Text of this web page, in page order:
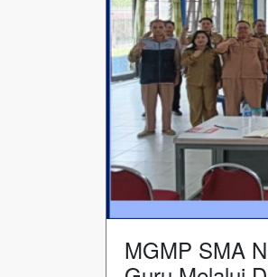
MGMP SMA